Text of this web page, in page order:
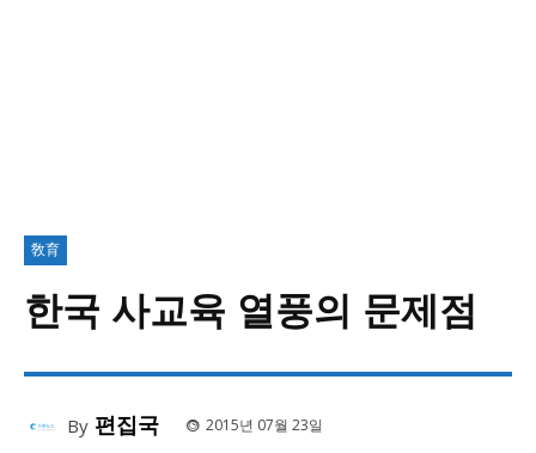
敎育
한국 사교육 열풍의 문제점
By 편집국
2015년 07월 23일